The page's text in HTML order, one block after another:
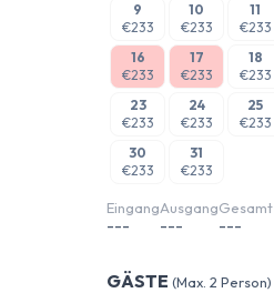
9
€233
10
€233
11
€233
16
€233
17
€233
18
€233
23
€233
24
€233
25
€233
30
€233
31
€233
Eingang
---
Ausgang
---
Gesamt
---
GÄSTE (Max. 2 Person)